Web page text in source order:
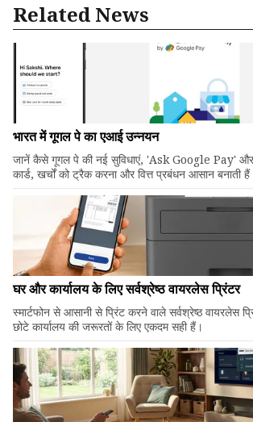
Related News
भारत में गूगल पे का एआई उन्नयन
जानें कैसे गूगल पे की नई सुविधाएं, 'Ask Google Pay'
कार्ड, खर्चों को ट्रैक करना और वित्त प्रबंधन आसान बनाती
घर और कार्यालय के लिए सर्वश्रेष्ठ वायरलेस प्रिंटर
स्मार्टफोन से आसानी से प्रिंट करने वाले सर्वश्रेष्ठ वायरलेस
छोटे कार्यालय की जरूरतों के लिए एकदम सही हैं।